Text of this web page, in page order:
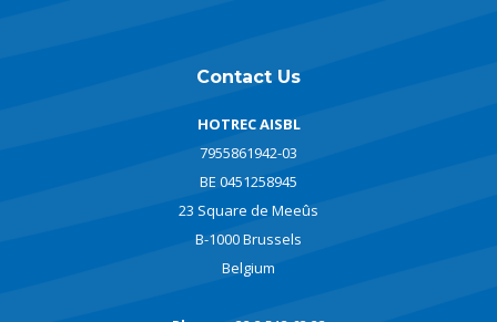
Contact Us
HOTREC AISBL
7955861942-03
BE 0451258945
23 Square de Meeûs
B-1000 Brussels
Belgium